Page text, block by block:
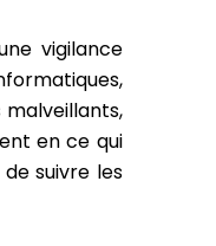
vigilance
malveillants,
en ce qui
suivre les